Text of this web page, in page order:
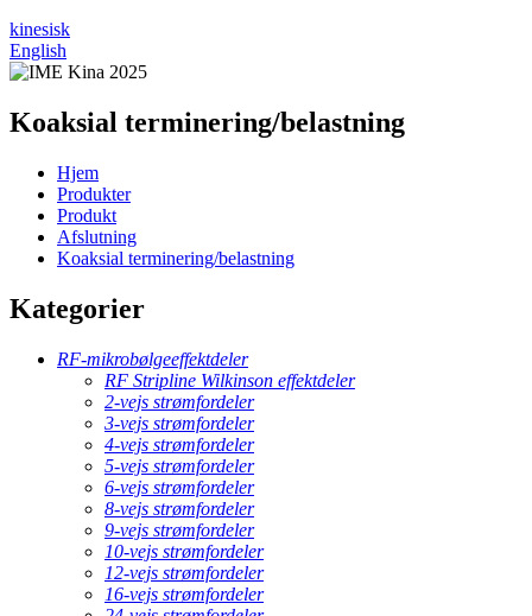
kinesisk
English
Koaksial terminering/belastning
Hjem
Produkter
Produkt
Afslutning
Koaksial terminering/belastning
Kategorier
RF-mikrobølgeeffektdeler
RF Stripline Wilkinson effektdeler
2-vejs strømfordeler
3-vejs strømfordeler
4-vejs strømfordeler
5-vejs strømfordeler
6-vejs strømfordeler
8-vejs strømfordeler
9-vejs strømfordeler
10-vejs strømfordeler
12-vejs strømfordeler
16-vejs strømfordeler